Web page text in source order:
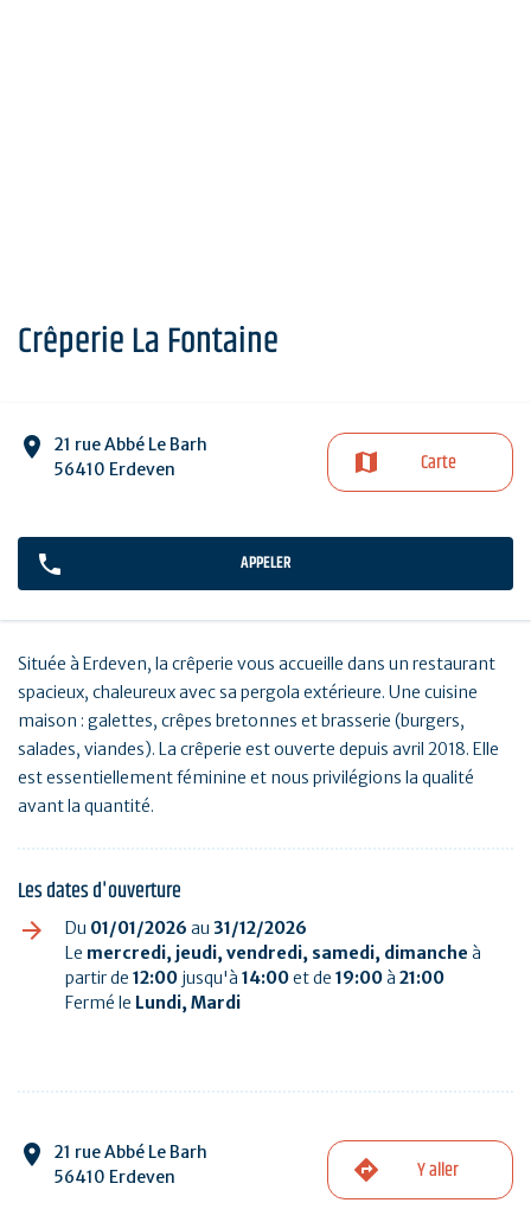
Crêperie La Fontaine
21 rue Abbé Le Barh
56410 Erdeven
Carte
APPELER
Située à Erdeven, la crêperie vous accueille dans un restaurant
spacieux, chaleureux avec sa pergola extérieure. Une cuisine
maison : galettes, crêpes bretonnes et brasserie (burgers,
salades, viandes). La crêperie est ouverte depuis avril 2018. Elle
est essentiellement féminine et nous privilégions la qualité
avant la quantité.
Les dates d'ouverture
Du 01/01/2026 au 31/12/2026
Le mercredi, jeudi, vendredi, samedi, dimanche à
partir de 12:00 jusqu'à 14:00et de 19:00à 21:00
Fermé le Lundi, Mardi
21 rue Abbé Le Barh
56410 Erdeven
Y aller